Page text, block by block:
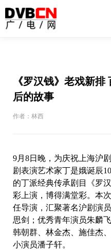
《罗汉钱》老戏新
后的故事
作者：林西
9月8日晚，为庆祝上海沪
剧表演艺术家丁是娥诞辰
的丁派经典传承剧目《罗
彩上演，博得满堂彩。本
任导演，汇聚著名沪剧演
思剑；优秀青年演员朱麟
韩朝群、林金杰、施佳杰
小演员潘子轩。